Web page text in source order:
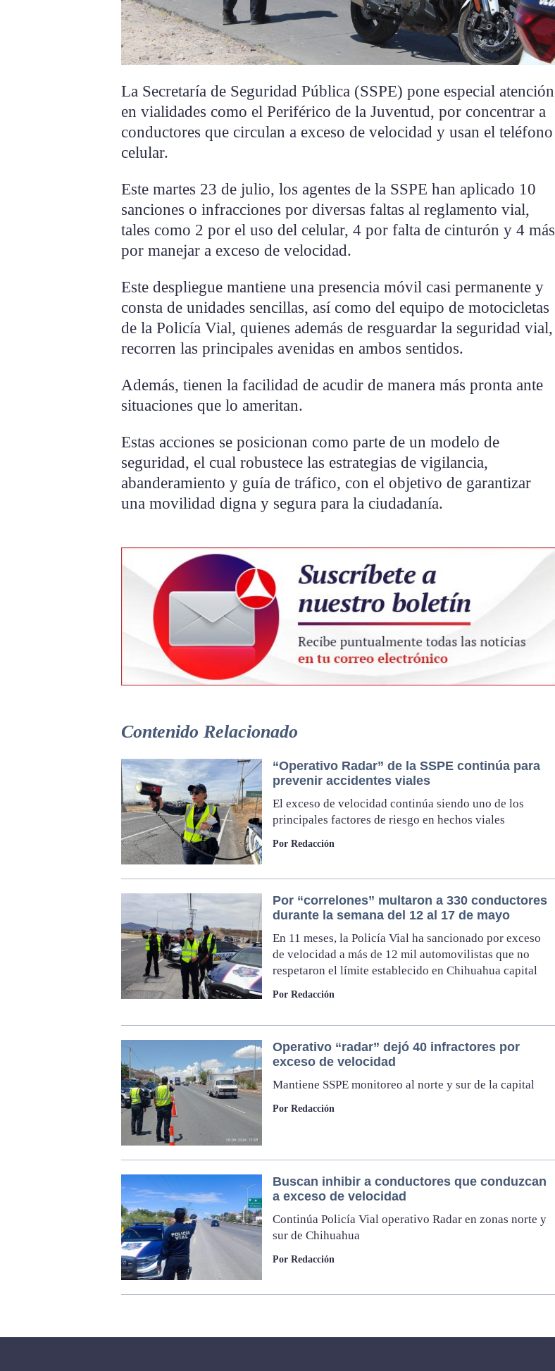
La Secretaría de Seguridad Pública (SSPE) pone especial atención
en vialidades como el Periférico de la Juventud, por concentrar a
conductores que circulan a exceso de velocidad y usan el teléfono
celular.
Este martes 23 de julio, los agentes de la SSPE han aplicado 10
sanciones o infracciones por diversas faltas al reglamento vial,
tales como 2 por el uso del celular, 4 por falta de cinturón y 4 más
por manejar a exceso de velocidad.
Este despliegue mantiene una presencia móvil casi permanente y
consta de unidades sencillas, así como del equipo de motocicletas
de la Policía Vial, quienes además de resguardar la seguridad vial,
recorren las principales avenidas en ambos sentidos.
Además, tienen la facilidad de acudir de manera más pronta ante
situaciones que lo ameritan.
Estas acciones se posicionan como parte de un modelo de
seguridad, el cual robustece las estrategias de vigilancia,
abanderamiento y guía de tráfico, con el objetivo de garantizar
una movilidad digna y segura para la ciudadanía.
Contenido Relacionado
“Operativo Radar” de la SSPE continúa para
prevenir accidentes viales
El exceso de velocidad continúa siendo uno de los
principales factores de riesgo en hechos viales
Por Redacción
Por “correlones” multaron a 330 conductores
durante la semana del 12 al 17 de mayo
En 11 meses, la Policía Vial ha sancionado por exceso
de velocidad a más de 12 mil automovilistas que no
respetaron el límite establecido en Chihuahua capital
Por Redacción
Operativo “radar” dejó 40 infractores por
exceso de velocidad
Mantiene SSPE monitoreo al norte y sur de la capital
Por Redacción
Buscan inhibir a conductores que conduzcan
a exceso de velocidad
Continúa Policía Vial operativo Radar en zonas norte y
sur de Chihuahua
Por Redacción